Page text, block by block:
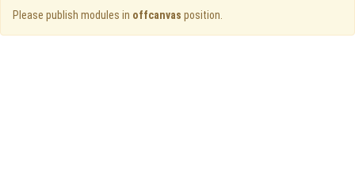
Please publish modules in offcanvas position.